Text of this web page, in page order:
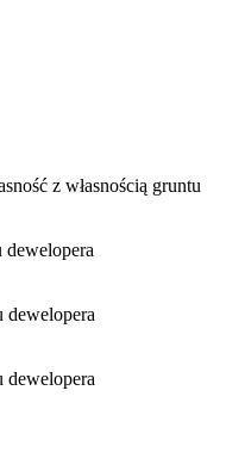
z własnością gruntu
dewelopera
dewelopera
dewelopera